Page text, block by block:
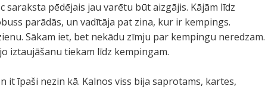
pēdējais jau varētu būt aizgājis. Kājām līdz
parādās, un vadītāja pat zina, kur ir kempings.
Sākam iet, bet nekādu zīmju par kempingu neredzam.
iztaujāšanu tiekam līdz kempingam.
it īpaši nezin kā. Kalnos viss bija saprotams, kartes,